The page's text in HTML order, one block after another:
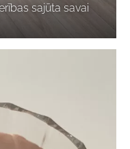
sajūta savai